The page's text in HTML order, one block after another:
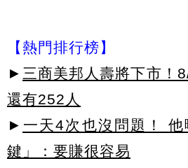
【熱門排行榜】
► 三商美邦人壽將下市！
還有252人
► 一天4次也沒問題！
鍵」：要賺很容易